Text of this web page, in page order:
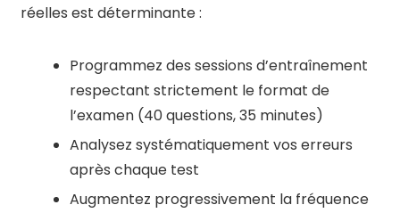
réelles est déterminante :
Programmez des sessions d’entraînement
respectant strictement le format de
l’examen (40 questions, 35 minutes)
Analysez systématiquement vos erreurs
après chaque test
Augmentez progressivement la fréquence